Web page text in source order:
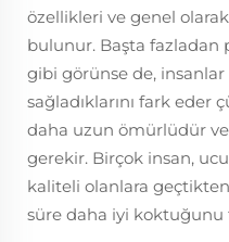
özellikleri ve genel
bulunur. Başta fazladan
gibi görünse de,
sağladıklarını fark
daha uzun ömürlüdür
gerekir. Birçok insan,
kaliteli olanlara
süre daha iyi